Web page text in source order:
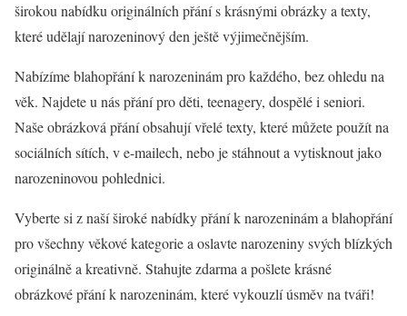
širokou nabídku originálních přání s krásnými obrázky a texty,
které udělají narozeninový den ještě výjimečnějším.
Nabízíme blahopřání k narozeninám pro každého, bez ohledu na
věk. Najdete u nás přání pro děti, teenagery, dospělé i seniori.
Naše obrázková přání obsahují vřelé texty, které můžete použít na
sociálních sítích, v e-mailech, nebo je stáhnout a vytisknout jako
narozeninovou pohlednici.
Vyberte si z naší široké nabídky přání k narozeninám a blahopřání
pro všechny věkové kategorie a oslavte narozeniny svých blízkých
originálně a kreativně. Stahujte zdarma a pošlete krásné
obrázkové přání k narozeninám, které vykouzlí úsměv na tváři!